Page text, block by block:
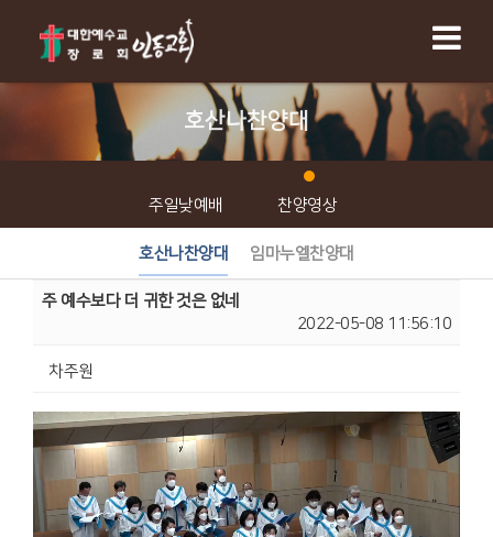
호산나찬양대
주일낮예배 찬양영상
호산나찬양대 임마누엘찬양대
주 예수보다 더 귀한 것은 없네
2022-05-08 11:56:10
차주원